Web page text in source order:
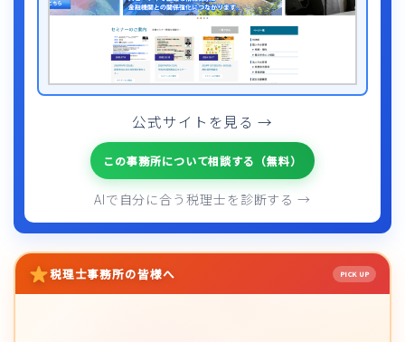
公式サイトを見る →
この事務所について相談する（無料）
AIで自分に合う税理士を診断する →
税理士事務所の皆様へ PICK UP